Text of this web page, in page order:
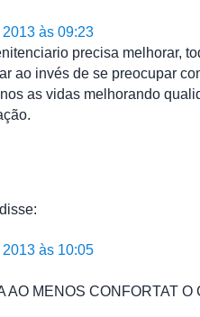
às 09:23
precisa melhorar,
ao invés de se preocupar
as vidas melhorando
disse:
às 10:05
AO MENOS CONFORTAT